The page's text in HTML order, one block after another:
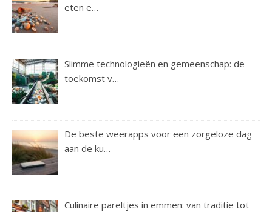
eten e…
Slimme technologieën en gemeenschap: de
toekomst v…
De beste weerapps voor een zorgeloze dag
aan de ku…
Culinaire pareltjes in emmen: van traditie tot